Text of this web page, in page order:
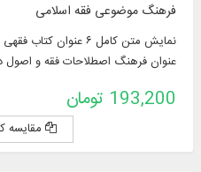
فرهنگ موضوعی فقه اسلامی
عنوان فرهنگ اصطلاحات فقه و اصول در ۸ مجلد
193,200 تومان
مقایسه